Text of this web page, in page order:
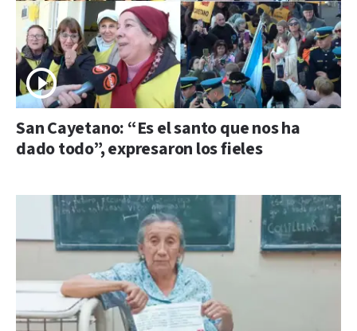
San Cayetano: “Es el santo que nos ha
dado todo”, expresaron los fieles